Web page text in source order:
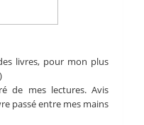
livres, pour mon plus
de mes lectures. Avis
passé entre mes mains